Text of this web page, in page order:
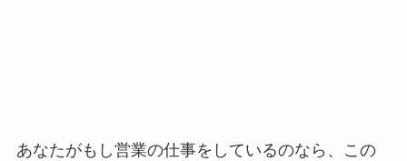
あなたがもし営業の仕事をしているのなら、この